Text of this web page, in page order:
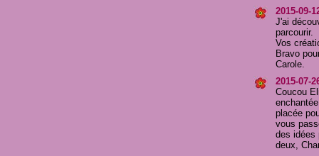
2015-09-
J'ai
parcourir.
Vos
Bravo
Carole.
2015-07-
Coucou
placée
vous
des idées
deux,